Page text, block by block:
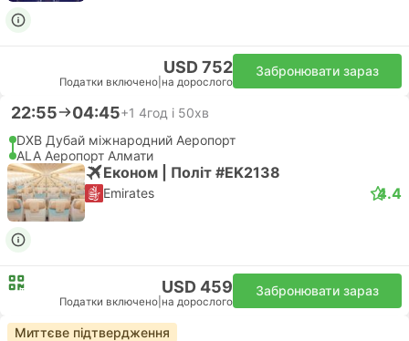
USD 752
Податки включено на дорослого
Забронювати зараз
22:55 04:45+1 4год і 50хв
DXB Дубай міжнародний Аеропорт
ALA Аеропорт Алмати
Економ | Політ #EK2138
Emirates 4.4
USD 459
Податки включено на дорослого
Забронювати зараз
Миттєве підтвердження